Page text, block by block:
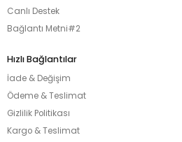
Canlı Destek
Bağlantı Metni#2
Hızlı Bağlantılar
İade & Değişim
Ödeme & Teslimat
Gizlilik Politikası
Kargo & Teslimat